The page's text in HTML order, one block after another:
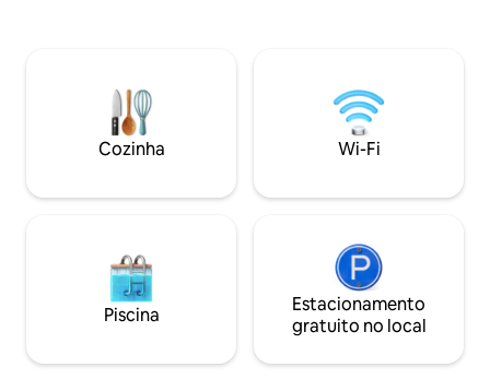
você visite o melhor do sul e se
desconecte em um ambiente natural e
Cozinha Wi-Fi
Piscina
Estacionamento
gratuito no local